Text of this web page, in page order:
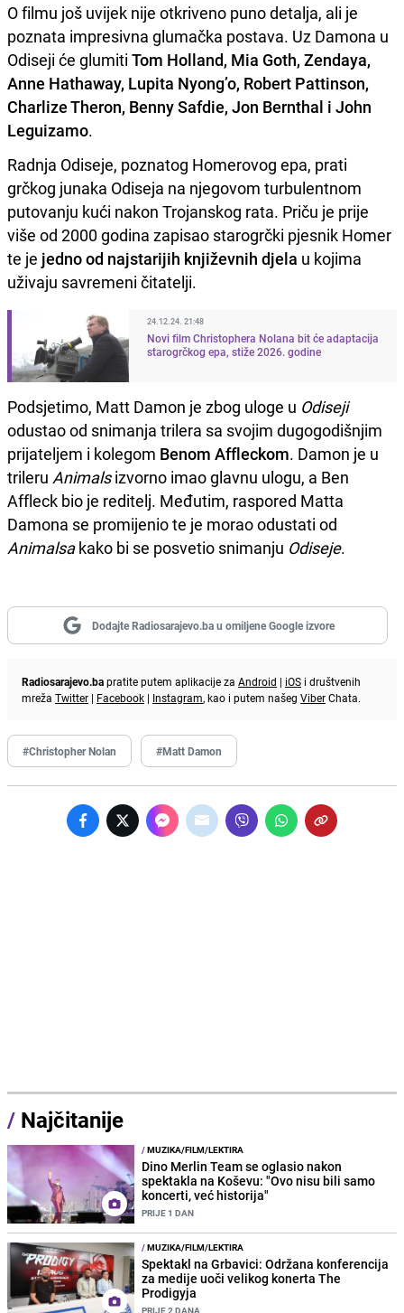
O filmu još uvijek nije otkriveno puno detalja, ali je
poznata impresivna glumačka postava. Uz Damona u
Odiseji će glumiti Tom Holland, Mia Goth, Zendaya,
Anne Hathaway, Lupita Nyong’o, Robert Pattinson,
Charlize Theron, Benny Safdie, Jon Bernthal i John
Leguizamo.
Radnja Odiseje, poznatog Homerovog epa, prati
grčkog junaka Odiseja na njegovom turbulentnom
putovanju kući nakon Trojanskog rata. Priču je prije
više od 2000 godina zapisao starogrčki pjesnik Homer
te je jedno od najstarijih književnih djela u kojima
uživaju savremeni čitatelji.
24.12.24. 21:48
Novi film Christophera Nolana bit će adaptacija
starogrčkog epa, stiže 2026. godine
Podsjetimo, Matt Damon je zbog uloge u Odiseji
odustao od snimanja trilera sa svojim dugogodišnjim
prijateljem i kolegom Benom Affleckom. Damon je u
trileru Animalsizvorno imao glavnu ulogu, a Ben
Affleck bio je reditelj. Međutim, raspored Matta
Damona se promijenio te je morao odustati od
Animalsakako bi se posvetio snimanju Odiseje.
Dodajte Radiosarajevo.ba u omiljene Google izvore
Radiosarajevo.bapratite putem aplikacije za Android | iOS i društvenih
mreža Twitter | Facebook | Instagram, kao i putem našeg ViberChata.
#Christopher Nolan #Matt Damon
/ Najčitanije
/MUZIKA/FILM/LEKTIRA
Dino Merlin Team se oglasio nakon
spektakla na Koševu: "Ovo nisu bili samo
koncerti, već historija"
PRIJE 1 DAN
/MUZIKA/FILM/LEKTIRA
Spektakl na Grbavici: Održana konferencija
za medije uoči velikog konerta The
Prodigyja
PRIJE 2 DANA